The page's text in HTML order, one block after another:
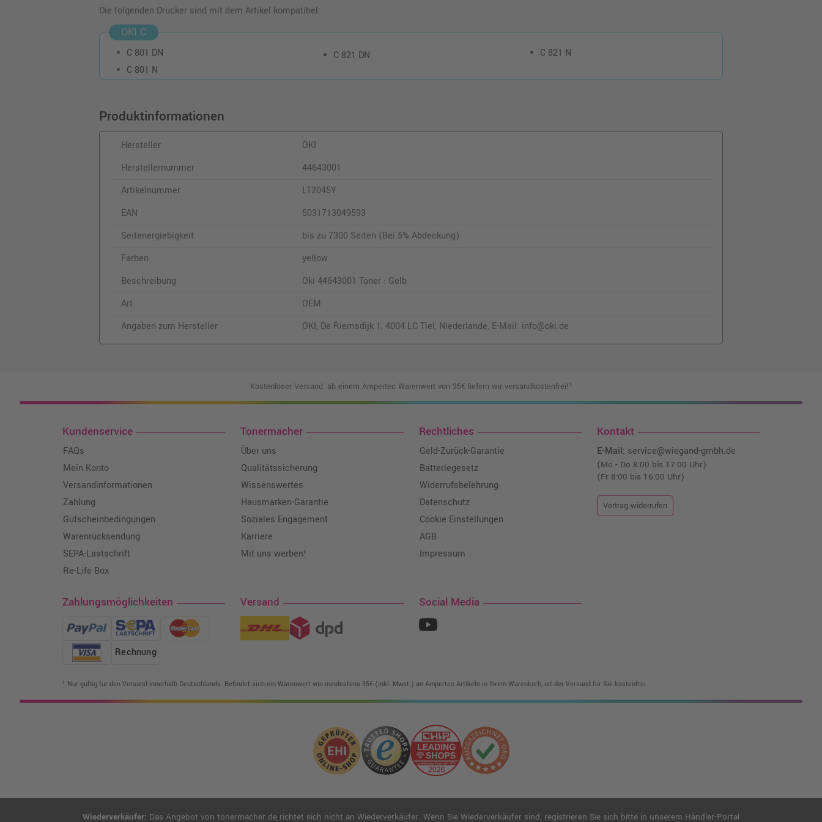
Die folgenden Drucker sind mit dem Artikel kompatibel:
OKI C
C 801 DN
C 801 N
C 821 DN C 821 N
Produktinformationen
Hersteller
OKI
Herstellernummer
44643001
Artikelnummer
LT2045Y
EAN
5031713049593
Seitenergiebigkeit
bis zu 7300 Seiten (Bei 5% Abdeckung)
Farben
yellow
Beschreibung
Oki 44643001 Toner · Gelb
Art
OEM
Angaben zum Hersteller
OKI, De Riemsdijk 1, 4004 LC Tiel, Niederlande, E-Mail: info@oki.de
Kostenloser Versand: ab einem Ampertec Warenwert von 35€ liefern wir versandkostenfrei!¹
Kundenservice
FAQs
Mein Konto
Versandinformationen
Zahlung
Gutscheinbedingungen
Warenrücksendung
SEPA-Lastschrift
Re-Life Box
Tonermacher
Über uns
Qualitätssicherung
Wissenswertes
Hausmarken-Garantie
Soziales Engagement
Karriere
Mit uns werben!
Rechtliches
Geld-Zurück-Garantie
Batteriegesetz
Widerrufsbelehrung
Datenschutz
Cookie Einstellungen
AGB
Impressum
Kontakt
E-Mail: service@wiegand-gmbh.de
(Mo - Do 8:00 bis 17:00 Uhr)
(Fr 8:00 bis 16:00 Uhr)
Vertrag widerrufen
Zahlungsmöglichkeiten
Rechnung
Versand Social Media
¹ Nur gültig für den Versand innerhalb Deutschlands. Befindet sich ein Warenwert von mindestens 35€ (inkl. Mwst.) an Ampertec Artikeln in Ihrem Warenkorb, ist der Versand für Sie kostenfrei.
Wiederverkäufer: Das Angebot von tonermacher.de richtet sich nicht an Wiederverkäufer. Wenn Sie Wiederverkäufer sind, registrieren Sie sich bitte in unserem Händler-Portal